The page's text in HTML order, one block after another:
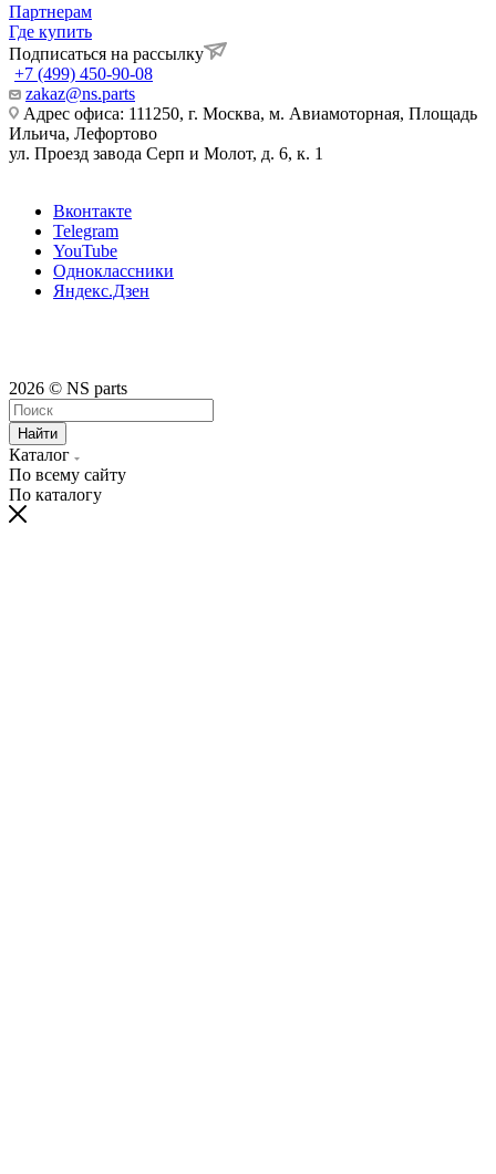
Партнерам
Где купить
Подписаться на рассылку
+7 (499) 450-90-08
zakaz@ns.parts
Адрес офиса: 111250, г. Москва, м. Авиамоторная, Площадь
Ильича, Лефортово
ул. Проезд завода Серп и Молот, д. 6, к. 1
Вконтакте
Telegram
YouTube
Одноклассники
Яндекс.Дзен
2026 © NS parts
Найти
Каталог
По всему сайту
По каталогу